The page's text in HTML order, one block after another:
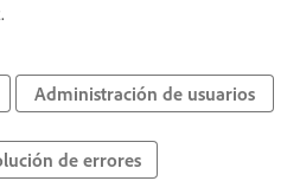
Administración de usuarios
de errores